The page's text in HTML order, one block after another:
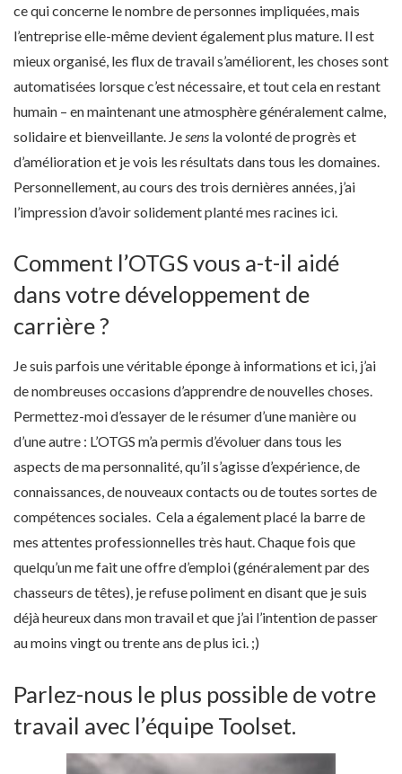
ce qui concerne le nombre de personnes impliquées, mais
l’entreprise elle-même devient également plus mature. Il est
mieux organisé, les flux de travail s’améliorent, les choses sont
automatisées lorsque c’est nécessaire, et tout cela en restant
humain – en maintenant une atmosphère généralement calme,
solidaire et bienveillante. Je sens la volonté de progrès et
d’amélioration et je vois les résultats dans tous les domaines.
Personnellement, au cours des trois dernières années, j’ai
l’impression d’avoir solidement planté mes racines ici.
Comment l’OTGS vous a-t-il aidé
dans votre développement de
carrière ?
Je suis parfois une véritable éponge à informations et ici, j’ai
de nombreuses occasions d’apprendre de nouvelles choses.
Permettez-moi d’essayer de le résumer d’une manière ou
d’une autre : L’OTGS m’a permis d’évoluer dans tous les
aspects de ma personnalité, qu’il s’agisse d’expérience, de
connaissances, de nouveaux contacts ou de toutes sortes de
compétences sociales. Cela a également placé la barre de
mes attentes professionnelles très haut. Chaque fois que
quelqu’un me fait une offre d’emploi (généralement par des
chasseurs de têtes), je refuse poliment en disant que je suis
déjà heureux dans mon travail et que j’ai l’intention de passer
au moins vingt ou trente ans de plus ici. ;)
Parlez-nous le plus possible de votre
travail avec l’équipe Toolset.